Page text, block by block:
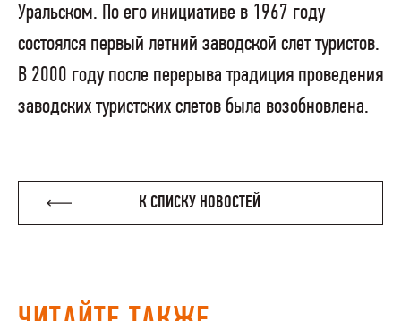
Уральском. По его инициативе в 1967 году
состоялся первый летний заводской слет туристов.
В 2000 году после перерыва традиция проведения
заводских туристских слетов была возобновлена.
К СПИСКУ НОВОСТЕЙ